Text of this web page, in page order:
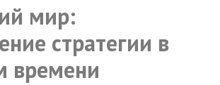
мир:
стратегии в
времени